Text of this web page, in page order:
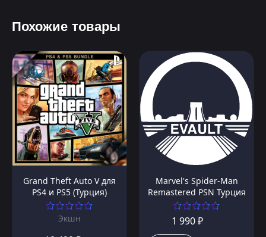
Похожие товары
Grand Theft Auto V для
PS4 и PS5 (Турция)
Экшн
Marvel's Spider-Man
Remastered PSN Турция
1 990 ₽